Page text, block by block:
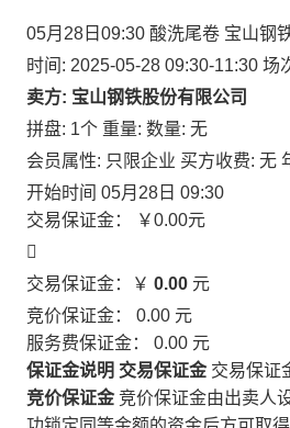
05月28日09:30 酸洗尾卷 宝山钢
时间: 2025-05-28 09:30-11:30 场
卖方: 宝山钢铁股份有限公司
拼盘: 1个 重量: 数量: 无
会员属性: 只限企业 买方收费: 无
开始时间 05月28日 09:30
交易保证金：
￥0.00元

交易保证金：￥ 0.00 元
竞价保证金： 0.00 元
服务费保证金： 0.00 元
保证金说明 交易保证金 交易保证
竞价保证金 竞价保证金由出卖人